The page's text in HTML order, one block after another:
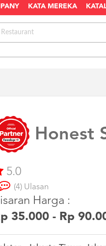
KATA MEREKA
Honest
5.0
(4) Ulasan
Harga :
35.000 - Rp